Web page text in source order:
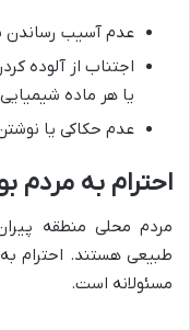
عدم آسیب رساندن
اجتناب از آلوده
یا هر ماده
عدم حکاکی یا
احترام به
مردم محلی منطقه
طبیعی هستند. احترام
مسئولانه است.